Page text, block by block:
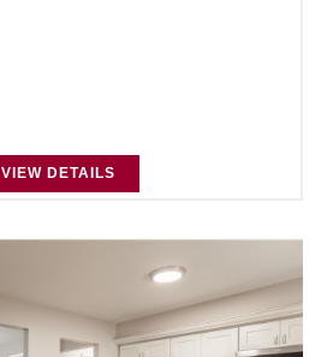
VIEW DETAILS